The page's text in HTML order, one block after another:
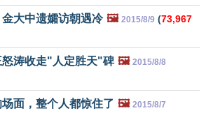
大中遗孀访朝遇冷 🖼️ 2015/8/9 (73,967
怒涛收走"人定胜天"碑 🖼️ 2015/8/8
面，整个人都惊住了 🖼️ 2015/8/7